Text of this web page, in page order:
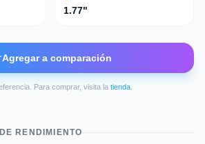
1.77"
Agregar a comparación
Para comprar, visita la tienda
RENDIMIENTO